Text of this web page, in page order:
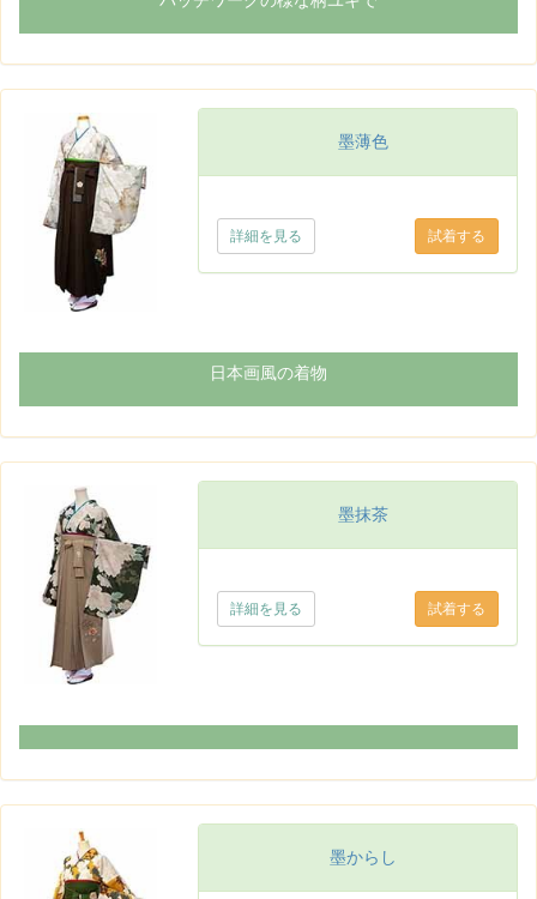
墨薄色
詳細を見る
日本画風の着物
墨抹茶
詳細を見る
墨からし